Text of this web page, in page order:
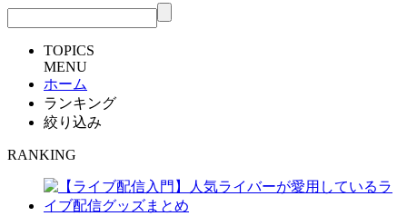
TOPICS
MENU
ホーム
ランキング
絞り込み
RANKING